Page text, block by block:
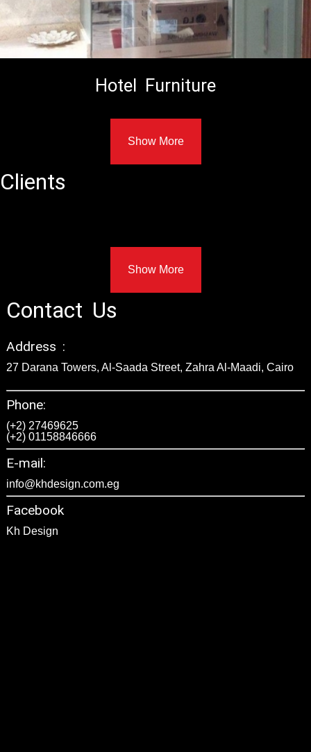
Hotel Furniture
Show More
Clients
Show More
Contact Us
Address :
27 Darana Towers, Al-Saada Street, Zahra Al-Maadi, Cairo
Phone:
(+2) 27469625
(+2) 01158846666
E-mail:
info@khdesign.com.eg
Facebook
Kh Design